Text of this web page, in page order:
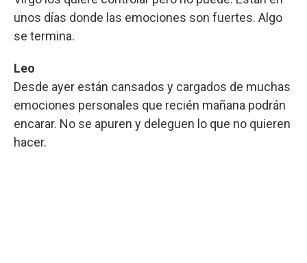
unos días donde las emociones son fuertes. Algo
se termina.
Leo
Desde ayer están cansados y cargados de muchas
emociones personales que recién mañana podrán
encarar. No se apuren y deleguen lo que no quieren
hacer.